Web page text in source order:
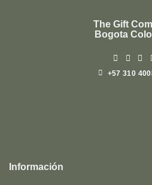
The Gift
Bogota
+57 310
2025-
Información